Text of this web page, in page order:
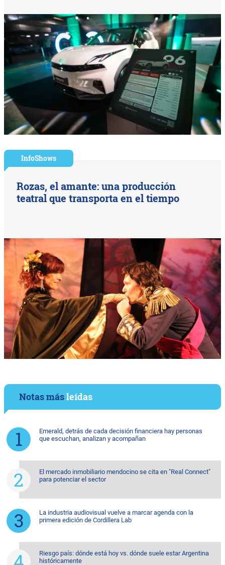
InfoShows
Rozas, el amante: una producción
teatral que transporta en el tiempo
Notas másleídas
Emerald, detrás de cada decisión financiera hay personas
que escuchan, analizan y acompañan
El mercado inmobiliario mendocino se cita en "Real Connect"
para potenciar el sector
La industria audiovisual vuelve a marcar agenda con la
primera edición de Cordillera Lab
Riesgo país: dónde está hoy vs. dónde suele estar Argentina
históricamente